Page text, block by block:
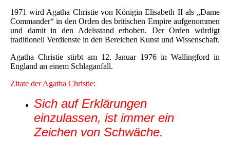
1971 wird Agatha Christie von Königin Elisabeth II als „Dame
Commander“ in den Orden des britischen Empire aufgenommen
und damit in den Adelsstand erhoben. Der Orden würdigt
traditionell Verdienste in den Bereichen Kunst und Wissenschaft.
Agatha Christie stirbt am 12. Januar 1976 in Wallingford in
England an einem Schlaganfall.
Zitate der Agatha Christie:
Sich auf Erklärungen
einzulassen, ist immer ein
Zeichen von Schwäche.